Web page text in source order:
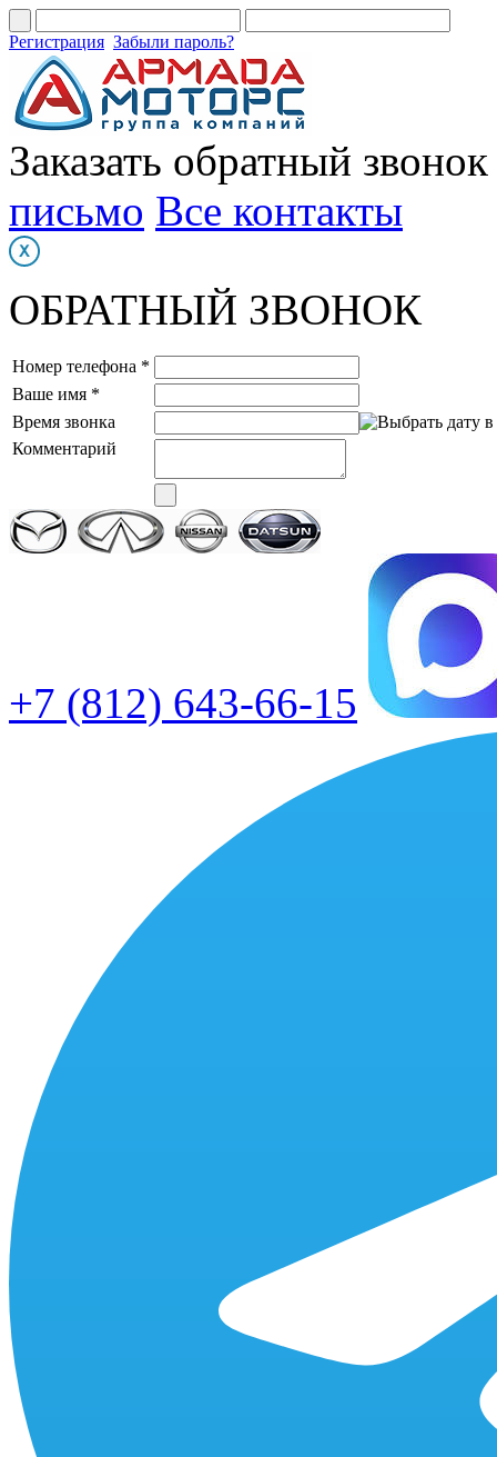
Регистрация Забыли пароль?
Заказать обратный звонок
письмо Все контакты
ОБРАТНЫЙ ЗВОНОК
Номер телефона *
Ваше имя *
Время звонка
Комментарий
+7 (812) 643-66-15